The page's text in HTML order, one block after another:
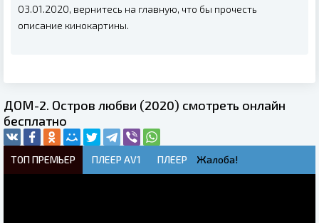
03.01.2020, вернитесь на главную, что бы прочесть
описание кинокартины.
ДОМ-2. Остров любви (2020) смотреть онлайн
бесплатно
ТОП ПРЕМЬЕР ПЛЕЕР AV1 ПЛЕЕР Жалоба!